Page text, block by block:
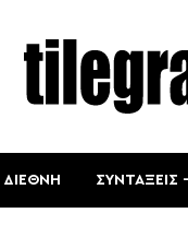
ΔΙΕΘΝΗ ΣΥΝΤΑΞΕΙΣ